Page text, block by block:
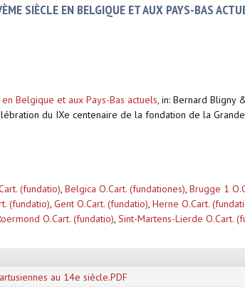
SIÈCLE EN BELGIQUE ET AUX PAYS-BAS
Belgique et aux Pays-Bas actuels, in: Bernard Bligny
du IXe centenaire de la fondation de la
(fundatio), Belgica O.Cart. (fundationes), Brugge 1
(fundatio), Gent O.Cart. (fundatio), Herne O.Cart.
O.Cart. (fundatio), Sint-Martens-Lierde O.Cart.
au 14e siècle.PDF